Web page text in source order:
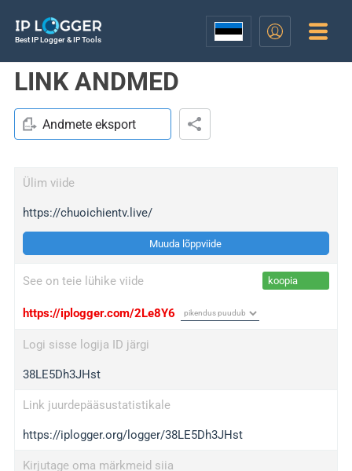
Best IP Logger & IP Tools
LINK ANDMED
Andmete eksport
Ülim viide
https://chuoichientv.live/
Muuda lõppviide
See on teie lühike viide koopia
https://iplogger.com/2Le8Y6
Logi sisse logija ID järgi
38LE5Dh3JHst
Link juurdepääsustatistikale
https://iplogger.org/logger/38LE5Dh3JHst
Kirjutage oma märkmeid siia